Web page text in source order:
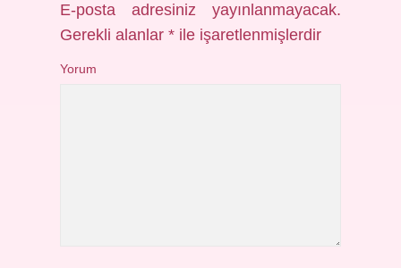
E-posta adresiniz yayınlanmayacak.
Gerekli alanlar* ile işaretlenmişlerdir
Yorum